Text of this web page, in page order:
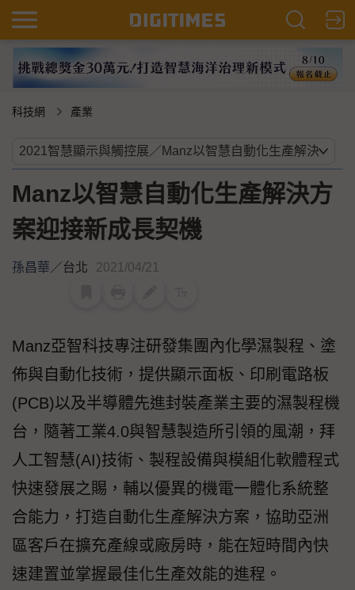
科技網 產業
Manz以智慧自動化生產解決方
案迎接新成長契機
孫昌華／台北 2021/04/21
Manz亞智科技專注研發集團內化學濕製程、塗
佈與自動化技術，提供顯示面板、印刷電路板
(PCB)以及半導體先進封裝產業主要的濕製程機
台，隨著工業4.0與智慧製造所引領的風潮，拜
人工智慧(AI)技術、製程設備與模組化軟體程式
快速發展之賜，輔以優異的機電一體化系統整
合能力，打造自動化生產解決方案，協助亞洲
區客戶在擴充產線或廠房時，能在短時間內快
速建置並掌握最佳化生產效能的進程。